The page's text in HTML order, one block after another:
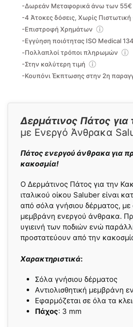
Δερμάτινος Πάτος για
με Ενεργό Άνθρακα
Πάτος ενεργού άνθρακα για
κακοσμία!
O Δερμάτινος Πάτος για την
ιταλικού οίκου Saluber είναι
από σόλα γνήσιου δέρματος, με
μεμβράνη ενεργού άνθρακα.
υγιεινή των ποδιών ενώ
προστατεύουν από την
Xαρακτηριστικά:
Σόλα γνήσιου δέρματος
Aντιολισθητική μεμβράνη
Εφαρμόζεται σε όλα τα
Πάχος: 3 mm
-Δωρεάν Μεταφορικά άνω των 55€
-4 Άτοκες δόσεις, Χωρίς Πιστωτική
-Επιστροφή Χρημάτων
-Εγγύηση ποιότητας ISO Medical
-Πολλαπλοί τρόποι πληρωμών
-Στην καλύτερη τιμή
-Κουπόνι Έκπτωσης στην 2η